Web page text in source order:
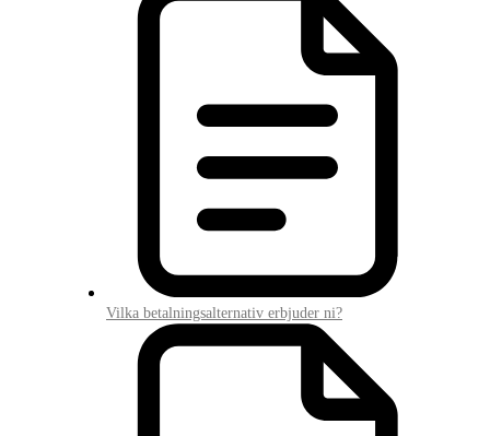
Vilka betalningsalternativ erbjuder ni?